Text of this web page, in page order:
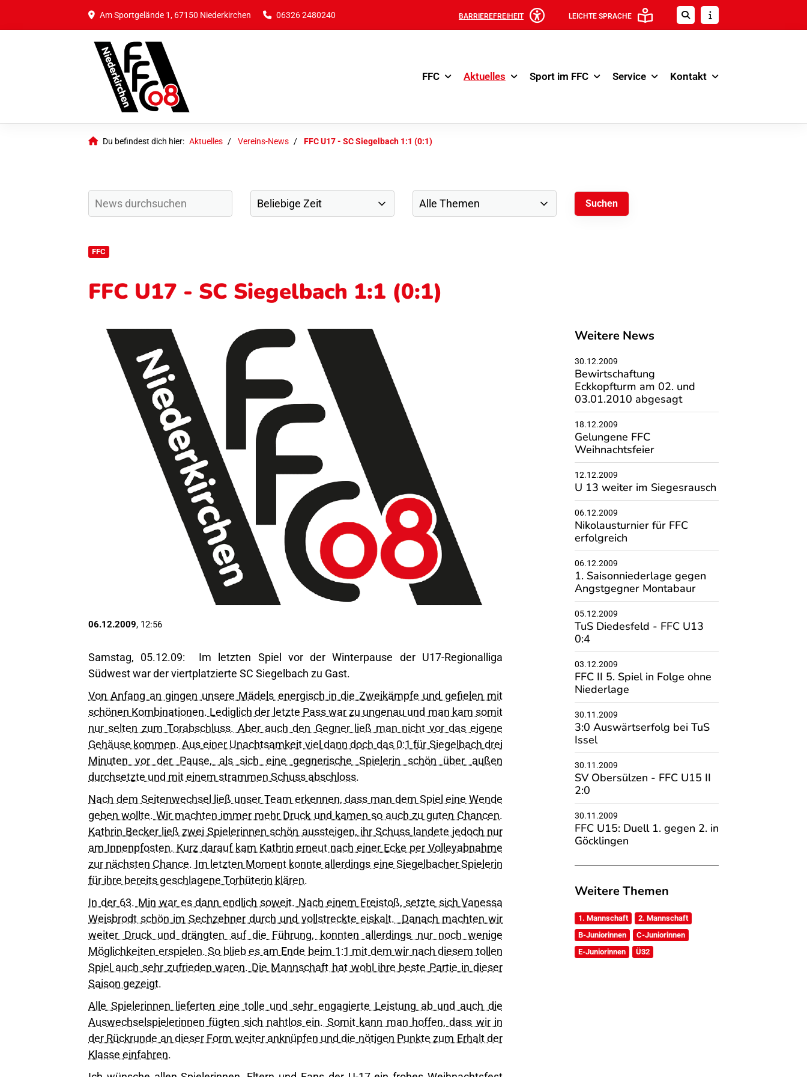
Am Sportgelände 1, 67150 Niederkirchen 06326 2480240 BARRIEREFREIHEIT LEICHTE SPRACHE
FFC Aktuelles Sport im FFC Service Kontakt
Du befindest dich hier: Aktuelles Vereins-News FFC U17 - SC Siegelbach 1:1 (0:1)
FFC
FFC U17 - SC Siegelbach 1:1 (0:1)
06.12.2009, 12:56
Samstag, 05.12.09: Im letzten Spiel vor der Winterpause der U17-Regionalliga
Südwest war der viertplatzierte SC Siegelbach zu Gast.
Von Anfang an gingen unsere Mädels energisch in die Zweikämpfe und gefielen mit
schönen Kombinationen. Lediglich der letzte Pass war zu ungenau und man kam somit
nur selten zum Torabschluss. Aber auch den Gegner ließ man nicht vor das eigene
Gehäuse kommen. Aus einer Unachtsamkeit viel dann doch das 0:1 für Siegelbach drei
Minuten vor der Pause, als sich eine gegnerische Spielerin schön über außen
durchsetzte und mit einem strammen Schuss abschloss.
Nach dem Seitenwechsel ließ unser Team erkennen, dass man dem Spiel eine Wende
geben wollte. Wir machten immer mehr Druck und kamen so auch zu guten Chancen.
Kathrin Becker ließ zwei Spielerinnen schön aussteigen, ihr Schuss landete jedoch nur
am Innenpfosten. Kurz darauf kam Kathrin erneut nach einer Ecke per Volleyabnahme
zur nächsten Chance. Im letzten Moment konnte allerdings eine Siegelbacher Spielerin
für ihre bereits geschlagene Torhüterin klären.
In der 63. Min war es dann endlich soweit. Nach einem Freistoß, setzte sich Vanessa
Weisbrodt schön im Sechzehner durch und vollstreckte eiskalt. Danach machten wir
weiter Druck und drängten auf die Führung, konnten allerdings nur noch wenige
Möglichkeiten erspielen.So blieb es am Ende beim 1:1 mit dem wir nach diesem tollen
Spiel auch sehr zufrieden waren. Die Mannschaft hat wohl ihre beste Partie in dieser
Saison gezeigt.
Alle Spielerinnen lieferten eine tolle und sehr engagierte Leistung ab und auch die
Auswechselspielerinnen fügten sich nahtlos ein. Somit kann man hoffen, dass wir in
der Rückrunde an dieser Form weiter anknüpfen und die nötigen Punkte zum Erhalt der
Klasse einfahren.
Weitere News
30.12.2009
Bewirtschaftung
Eckkopfturm am 02. und
03.01.2010 abgesagt
18.12.2009
Gelungene FFC
Weihnachtsfeier
12.12.2009
U 13 weiter im Siegesrausch
06.12.2009
Nikolausturnier für FFC
erfolgreich
06.12.2009
1. Saisonniederlage gegen
Angstgegner Montabaur
05.12.2009
TuS Diedesfeld - FFC U13
0:4
03.12.2009
FFC II 5. Spiel in Folge ohne
Niederlage
30.11.2009
3:0 Auswärtserfolg bei TuS
Issel
30.11.2009
SV Obersülzen - FFC U15 II
2:0
30.11.2009
FFC U15: Duell 1. gegen 2. in
Göcklingen
Weitere Themen
1. Mannschaft
2. Mannschaft
B-Juniorinnen
C-Juniorinnen
E-Juniorinnen
Ü32